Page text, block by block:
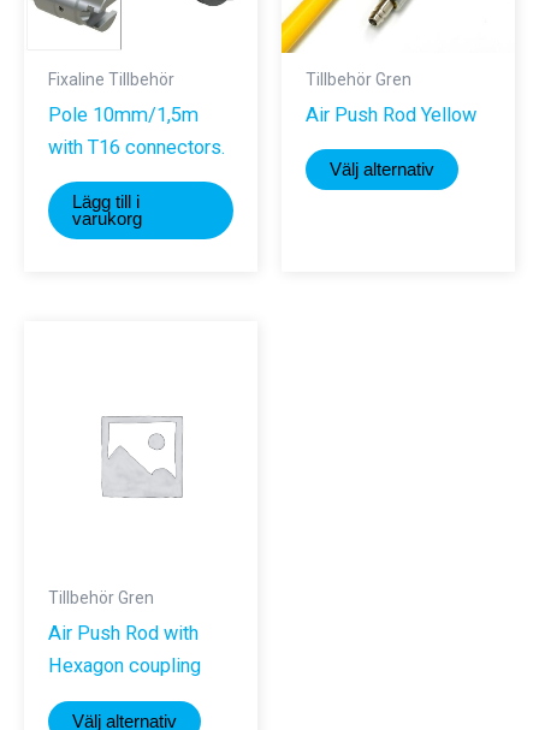
Fixaline Tillbehör
Pole 10mm/1,5m
with T16 connectors.
Lägg till i
varukorg
Tillbehör Gren
Air Push Rod Yellow
Välj alternativ
Den
Tillbehör Gren
Air Push Rod with
Hexagon coupling
Välj alternativ
Den